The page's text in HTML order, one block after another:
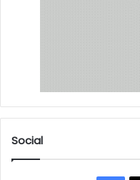
Social